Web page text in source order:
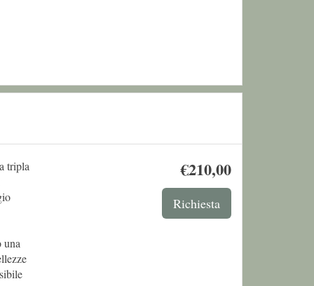
tripla
una
€210,00